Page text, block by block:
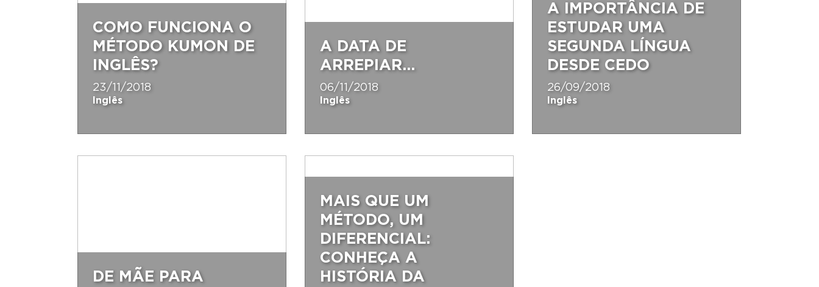
COMO FUNCIONA O
MÉTODO KUMON DE
INGLÊS?
23/11/2018
Inglês
A DATA DE
ARREPIAR...
06/11/2018
Inglês
A IMPORTÂNCIA DE
ESTUDAR UMA
SEGUNDA LÍNGUA
DESDE CEDO
26/09/2018
Inglês
DE MÃE PARA
MAIS QUE UM
MÉTODO, UM
DIFERENCIAL:
CONHEÇA A
HISTÓRIA DA